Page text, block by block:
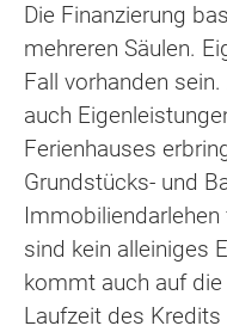
Die Finanzierung
mehreren Säulen.
Fall vorhanden
auch
Ferienhauses
Grundstücks- und
sind kein alleiniges
kommt auch auf
Laufzeit des